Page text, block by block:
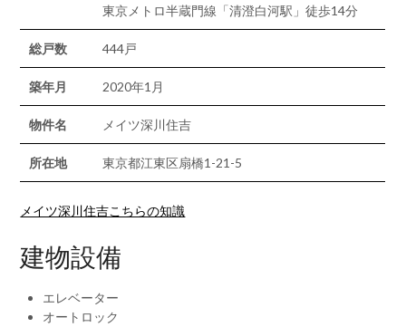
東京メトロ半蔵門線「清澄白河駅」徒歩14分
総戸数 444戸
築年月 2020年1月
物件名 メイツ深川住吉
所在地 東京都江東区扇橋1-21-5
メイツ深川住吉こちらの知識
建物設備
エレベーター
オートロック